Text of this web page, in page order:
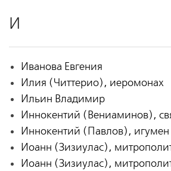
И
Иванова Евгения
Илия (Читтерио), иеромонах
Ильин Владимир
Иннокентий (Вениаминов),
Иннокентий (Павлов), игумен
Иоанн (Зизиулас),
Иоанн (Зизиулас),